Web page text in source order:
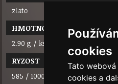
cookies
Tato
cookies a
zlato
HMOTNOST
2.90 g / ks
RYZOST
585 / 1000 (14 karátů)